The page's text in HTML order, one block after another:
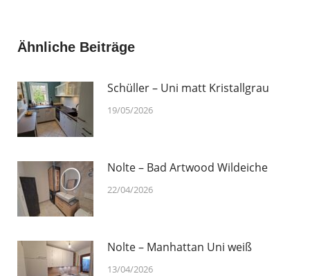
Ähnliche Beiträge
Schüller – Uni matt Kristallgrau
19/05/2026
Nolte – Bad Artwood Wildeiche
22/04/2026
Nolte – Manhattan Uni weiß
13/04/2026